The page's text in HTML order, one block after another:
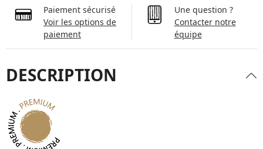
Paiement sécurisé
Voir les options de
paiement
Une question ?
Contacter notre
équipe
DESCRIPTION